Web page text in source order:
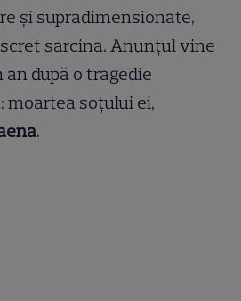
și supradimensionate,
sarcina. Anunțul vine
după o tragedie
moartea soțului ei,
.